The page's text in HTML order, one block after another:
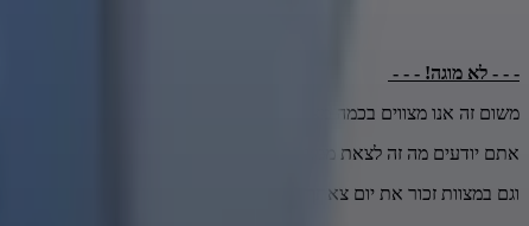
- - - לא מוגה! - - -
משום זה אנו מצווים בכמה מצוות לשם זכר ליציאת מצרים.
אתם יודעים מה זה לצאת ממצרים מכל מה שתיארנו בקצרה פה?
וגם במצוות זכור את יום צאתך מארץ מצרים,